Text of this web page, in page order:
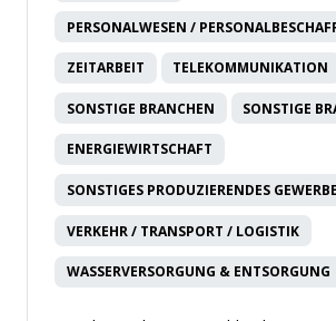
PERSONALWESEN /
ZEITARBEIT TELEKOMMUNIKATION
SONSTIGE BRANCHEN SONSTIGE
ENERGIEWIRTSCHAFT
SONSTIGES PRODUZIERENDES GEWERBE
VERKEHR / TRANSPORT / LOGISTIK
WASSERVERSORGUNG & ENTSORGUNG